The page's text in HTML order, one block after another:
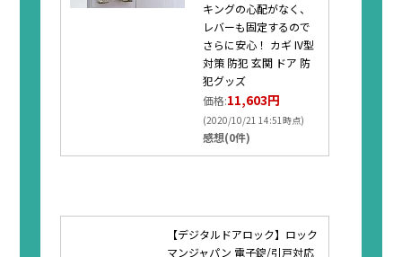
キングの心配がなく、
レバーも固定するので
さらに安心！ カギ IV型
対策 防犯 玄関 ドア 防
犯グッズ
価格:11,603円
(2020/10/21 14:51時点)
感想(0件)
【デジタルドアロック】ロック
マンジャパン 電子錠/引戸対応